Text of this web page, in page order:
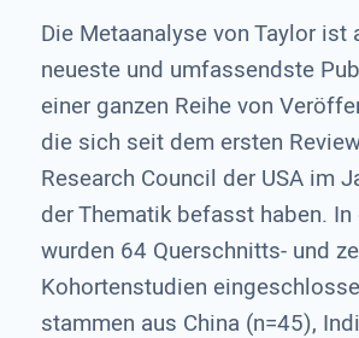
Die Metaanalyse von Taylor ist
neueste und umfassendste
einer ganzen Reihe von
die sich seit dem ersten
Research Council der USA im
der Thematik befasst haben.
wurden 64 Querschnitts- und
Kohortenstudien
stammen aus China (n=45),